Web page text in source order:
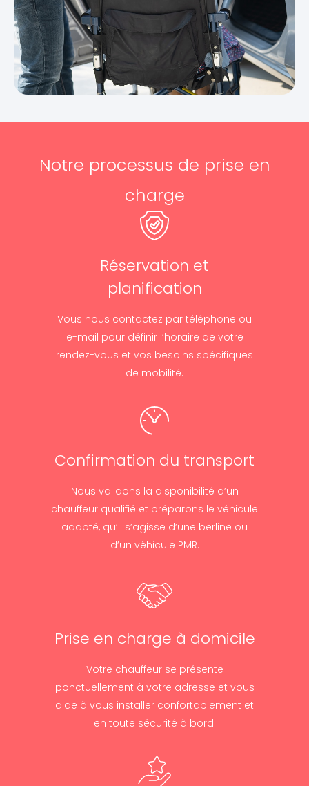
Notre processus de prise en
charge
Réservation et
planification
Vous nous contactez par téléphone ou
e-mail pour définir l’horaire de votre
rendez-vous et vos besoins spécifiques
de mobilité.
Confirmation du transport
Nous validons la disponibilité d’un
chauffeur qualifié et préparons le véhicule
adapté, qu’il s’agisse d’une berline ou
d’un véhicule PMR.
Prise en charge à domicile
Votre chauffeur se présente
ponctuellement à votre adresse et vous
aide à vous installer confortablement et
en toute sécurité à bord.